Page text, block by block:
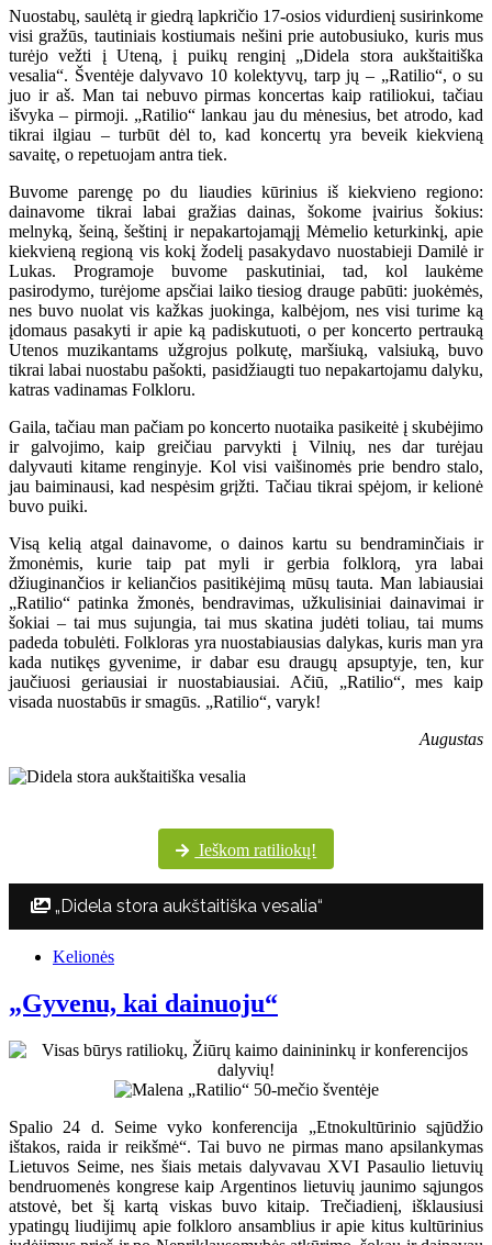
Nuostabų, saulėtą ir giedrą lapkričio 17-osios vidurdienį susirinkome
visi gražūs, tautiniais kostiumais nešini prie autobusiuko, kuris mus
turėjo vežti į Uteną, į puikų renginį „Didela stora aukštaitiška
vesalia“. Šventėje dalyvavo 10 kolektyvų, tarp jų – „Ratilio“, o su
juo ir aš. Man tai nebuvo pirmas koncertas kaip ratiliokui, tačiau
išvyka – pirmoji. „Ratilio“ lankau jau du mėnesius, bet atrodo, kad
tikrai ilgiau – turbūt dėl to, kad koncertų yra beveik kiekvieną
savaitę, o repetuojam antra tiek.
Buvome parengę po du liaudies kūrinius iš kiekvieno regiono:
dainavome tikrai labai gražias dainas, šokome įvairius šokius:
melnyką, šeiną, šeštinį ir nepakartojamąjį Mėmelio keturkinkį, apie
kiekvieną regioną vis kokį žodelį pasakydavo nuostabieji Damilė ir
Lukas. Programoje buvome paskutiniai, tad, kol laukėme
pasirodymo, turėjome apsčiai laiko tiesiog drauge pabūti: juokėmės,
nes buvo nuolat vis kažkas juokinga, kalbėjom, nes visi turime ką
įdomaus pasakyti ir apie ką padiskutuoti, o per koncerto pertrauką
Utenos muzikantams užgrojus polkutę, maršiuką, valsiuką, buvo
tikrai labai nuostabu pašokti, pasidžiaugti tuo nepakartojamu dalyku,
katras vadinamas Folkloru.
Gaila, tačiau man pačiam po koncerto nuotaika pasikeitė į skubėjimo
ir galvojimo, kaip greičiau parvykti į Vilnių, nes dar turėjau
dalyvauti kitame renginyje. Kol visi vaišinomės prie bendro stalo,
jau baiminausi, kad nespėsim grįžti. Tačiau tikrai spėjom, ir kelionė
buvo puiki.
Visą kelią atgal dainavome, o dainos kartu su bendraminčiais ir
žmonėmis, kurie taip pat myli ir gerbia folklorą, yra labai
džiuginančios ir keliančios pasitikėjimą mūsų tauta. Man labiausiai
„Ratilio“ patinka žmonės, bendravimas, užkulisiniai dainavimai ir
šokiai – tai mus sujungia, tai mus skatina judėti toliau, tai mums
padeda tobulėti. Folkloras yra nuostabiausias dalykas, kuris man yra
kada nutikęs gyvenime, ir dabar esu draugų apsuptyje, ten, kur
jaučiuosi geriausiai ir nuostabiausiai. Ačiū, „Ratilio“, mes kaip
visada nuostabūs ir smagūs. „Ratilio“, varyk!
Augustas
Ieškom ratiliokų!
„Didela stora aukštaitiška vesalia“
Kelionės
„Gyvenu, kai dainuoju“
Spalio 24 d. Seime vyko konferencija „Etnokultūrinio sąjūdžio
ištakos, raida ir reikšmė“. Tai buvo ne pirmas mano apsilankymas
Lietuvos Seime, nes šiais metais dalyvavau XVI Pasaulio lietuvių
bendruomenės kongrese kaip Argentinos lietuvių jaunimo sąjungos
atstovė, bet šį kartą viskas buvo kitaip. Trečiadienį, išklausiusi
ypatingų liudijimų apie folkloro ansamblius ir apie kitus kultūrinius